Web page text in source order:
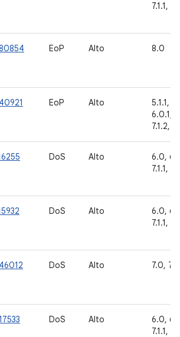
7.1.1,
EoP Alto 8.0
EoP Alto
5.1.1,
6.0.1,
7.1.2,
DoS Alto
6.0,
7.1.1,
DoS Alto
6.0,
7.1.1,
DoS Alto 7.0,
DoS Alto
6.0,
7.1.1,